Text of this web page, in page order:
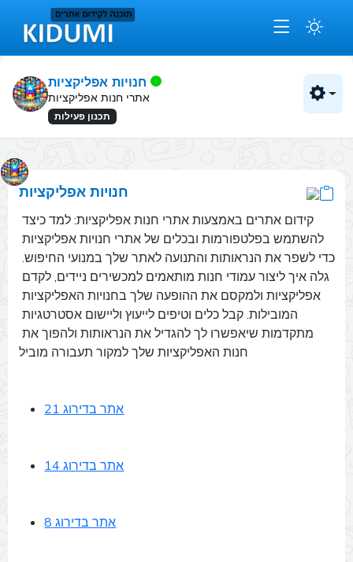
אתרי חנות אפליקציות
תכנון פעילות
חנויות אפליקציות
קידום אתרים באמצעות אתרי חנות אפליקציות: למד כיצד
להשתמש בפלטפורמות ובכלים של אתרי חנויות אפליקציות
כדי לשפר את הנראותות והתנועה לאתר שלך במנועי החיפוש.
אפליקציות ולמקסם את ההופעה שלך בחנויות האפליקציות
המובילות. קבל כלים וטיפים לייעוץ וליישום אסטרטגיות
מתקדמות שיאפשרו לך להגדיל את הנראותות ולהפוך את
אתר בדירוג 21
אתר בדירוג 14
אתר בדירוג 8